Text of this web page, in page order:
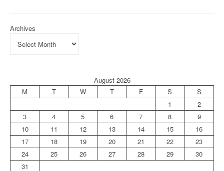
Archives
August 2026
M
T W T F S
S
1
2
3
4 5 6 7 8
9
10
11 12 13 14 15
16
17
18 19 20 21 22
23
24
25 26 27 28 29
30
31